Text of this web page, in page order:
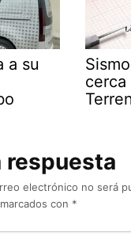
a su
cerca
respuesta
electrónico no será
con *